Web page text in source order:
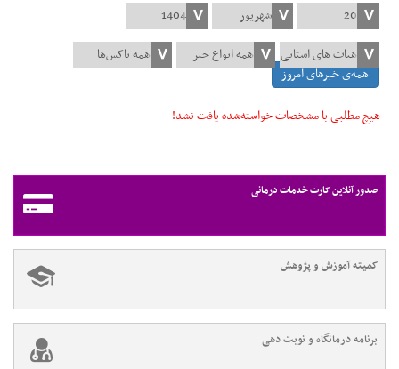
همه‌ی خبرهای امروز
هیچ مطلبی با مشخصات خواسته‌شده یافت نشد!
صدور آنلاین کارت خدمات درمانی
کمیته آموزش و پژوهش
برنامه درمانگاه و نوبت دهی